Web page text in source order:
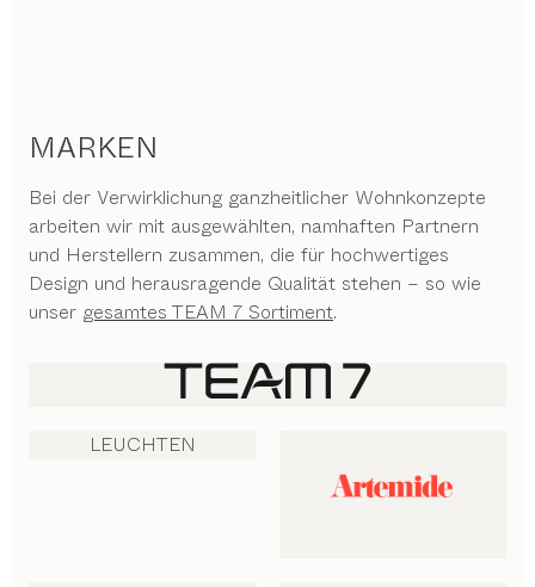
MARKEN
Bei der Verwirklichung ganzheitlicher Wohnkonzepte
arbeiten wir mit ausgewählten, namhaften Partnern
und Herstellern zusammen, die für hochwertiges
Design und herausragende Qualität stehen – so wie
unser gesamtes TEAM 7 Sortiment.
LEUCHTEN